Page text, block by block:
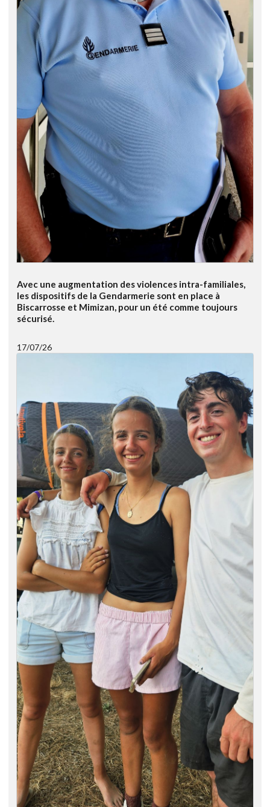
Avec une augmentation des violences intra-familiales,
les dispositifs de la Gendarmerie sont en place à
Biscarrosse et Mimizan, pour un été comme toujours
sécurisé.
17/07/26